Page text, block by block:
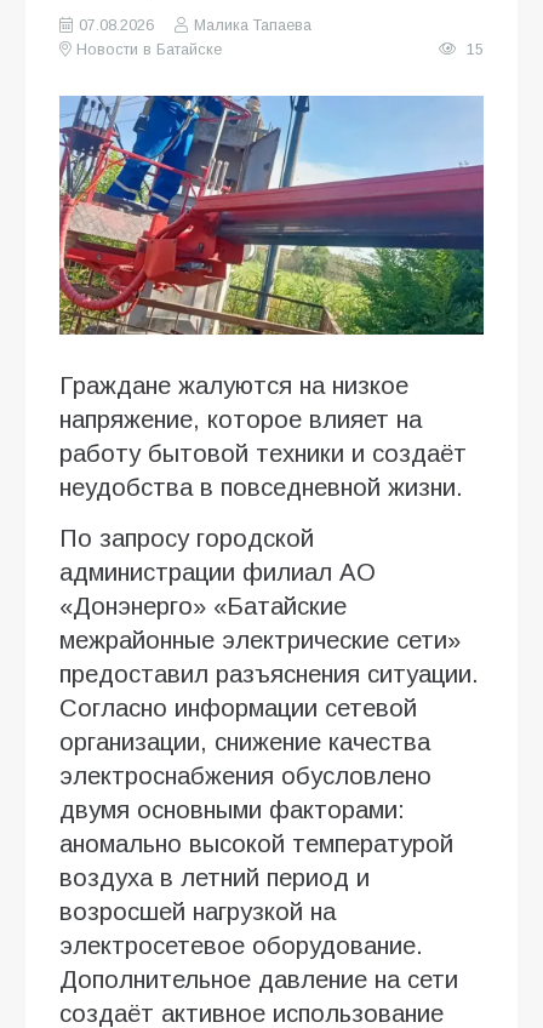
07.08.2026
Малика Тапаева
Новости в Батайске
15
Граждане жалуются на низкое
напряжение, которое влияет на
работу бытовой техники и создаёт
неудобства в повседневной жизни.
По запросу городской
администрации филиал АО
«Донэнерго» «Батайские
межрайонные электрические сети»
предоставил разъяснения ситуации.
Согласно информации сетевой
организации, снижение качества
электроснабжения обусловлено
двумя основными факторами:
аномально высокой температурой
воздуха в летний период и
возросшей нагрузкой на
электросетевое оборудование.
Дополнительное давление на сети
создаёт активное использование